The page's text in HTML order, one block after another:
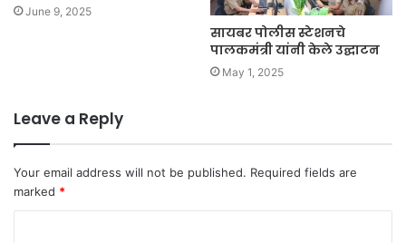
June 9, 2025
सायबर पोलीस स्टेशनचे
पालकमंत्री यांनी केले उद्घाटन
May 1, 2025
Leave a Reply
Your email address will not be published. Required fields are
marked *